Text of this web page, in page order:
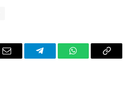
Email TelegramWhatsAppCopy